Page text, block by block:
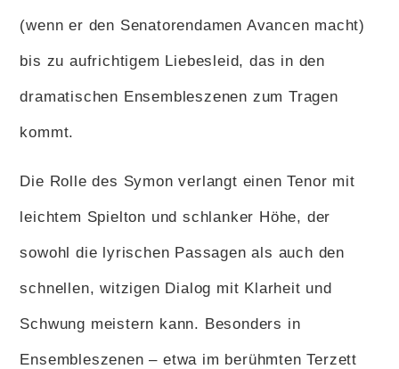
(wenn er den Senatorendamen Avancen macht)
bis zu aufrichtigem Liebesleid, das in den
dramatischen Ensembleszenen zum Tragen
kommt.
Die Rolle des Symon verlangt einen Tenor mit
leichtem Spielton und schlanker Höhe, der
sowohl die lyrischen Passagen als auch den
schnellen, witzigen Dialog mit Klarheit und
Schwung meistern kann. Besonders in
Ensembleszenen – etwa im berühmten Terzett